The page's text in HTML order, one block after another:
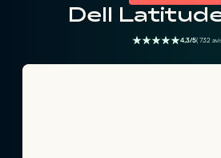
Dell
4,3/5( 732